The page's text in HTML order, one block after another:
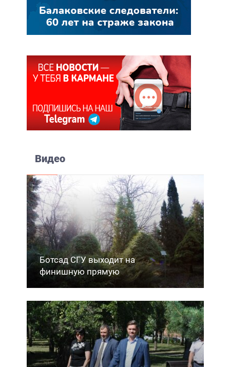
Видео
Ботсад СГУ выходит на
финишную прямую